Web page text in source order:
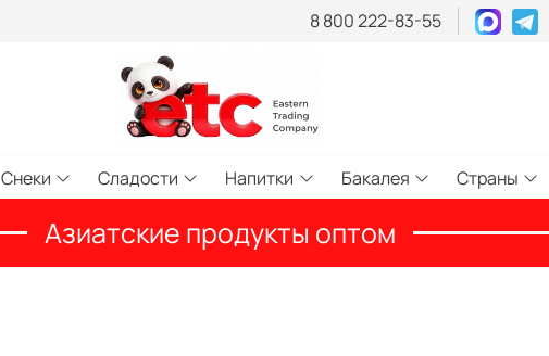
8 800 222-83-55
Снеки Сладости Напитки Бакалея Страны
Азиатские продукты оптом